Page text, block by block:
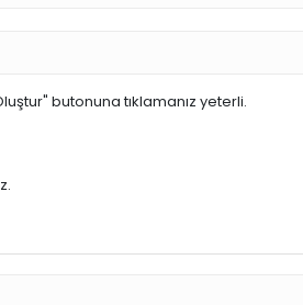
butonuna tıklamanız yeterli.